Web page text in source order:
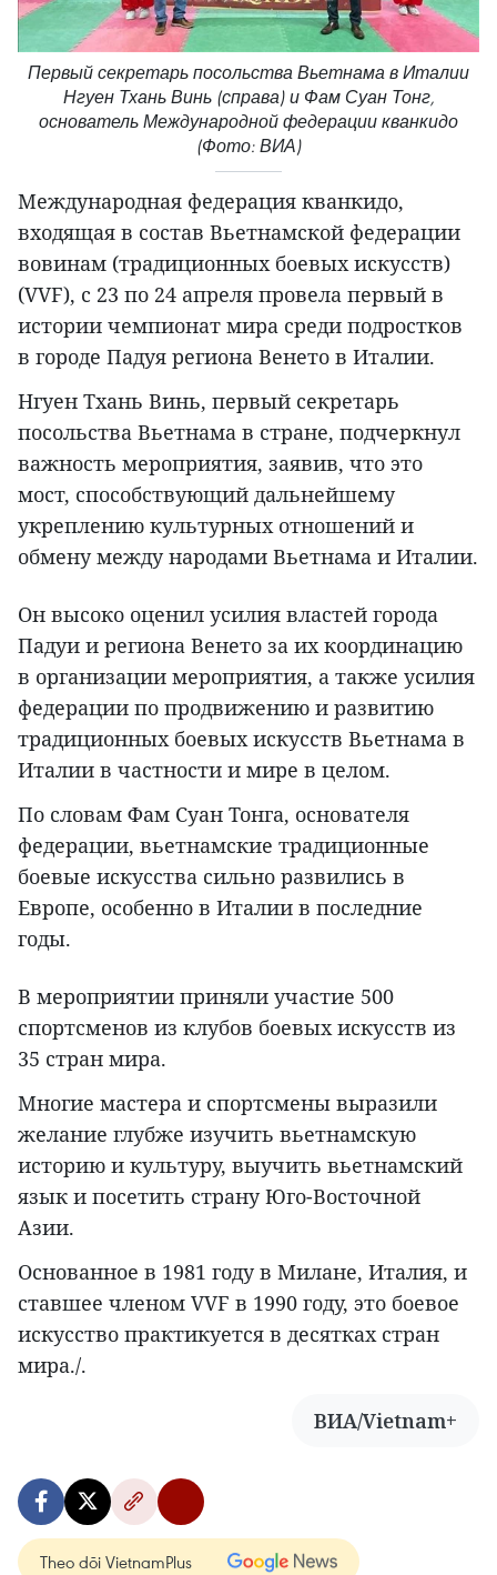
Первый секретарь посольства Вьетнама в Италии
Нгуен Тхань Винь (справа) и Фам Суан Тонг,
основатель Международной федерации кванкидо
(Фото: ВИА)
Международная федерация кванкидо,
входящая в состав Вьетнамской федерации
вовинам (традиционных боевых искусств)
(VVF), с 23 по 24 апреля провела первый в
истории чемпионат мира среди подростков
в городе Падуя региона Венето в Италии.
Нгуен Тхань Винь, первый секретарь
посольства Вьетнама в стране, подчеркнул
важность мероприятия, заявив, что это
мост, способствующий дальнейшему
укреплению культурных отношений и
обмену между народами Вьетнама и Италии.
Он высоко оценил усилия властей города
Падуи и региона Венето за их координацию
в организации мероприятия, а также усилия
федерации по продвижению и развитию
традиционных боевых искусств Вьетнама в
Италии в частности и мире в целом.
По словам Фам Суан Тонга, основателя
федерации, вьетнамские традиционные
боевые искусства сильно развились в
Европе, особенно в Италии в последние
годы.
В мероприятии приняли участие 500
спортсменов из клубов боевых искусств из
35 стран мира.
Многие мастера и спортсмены выразили
желание глубже изучить вьетнамскую
историю и культуру, выучить вьетнамский
язык и посетить страну Юго-Восточной
Азии.
Основанное в 1981 году в Милане, Италия, и
ставшее членом VVF в 1990 году, это боевое
искусство практикуется в десятках стран
мира./.
ВИА/Vietnam+
Theo dõi VietnamPlus